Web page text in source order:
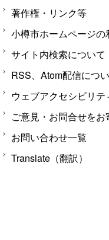
著作権・リンク等
小樽市ホームページの
サイト内検索について
RSS、Atom配信につ
ウェブアクセシビリテ
ご意見・お問合せを
お問い合わせ一覧
Translate（翻訳）